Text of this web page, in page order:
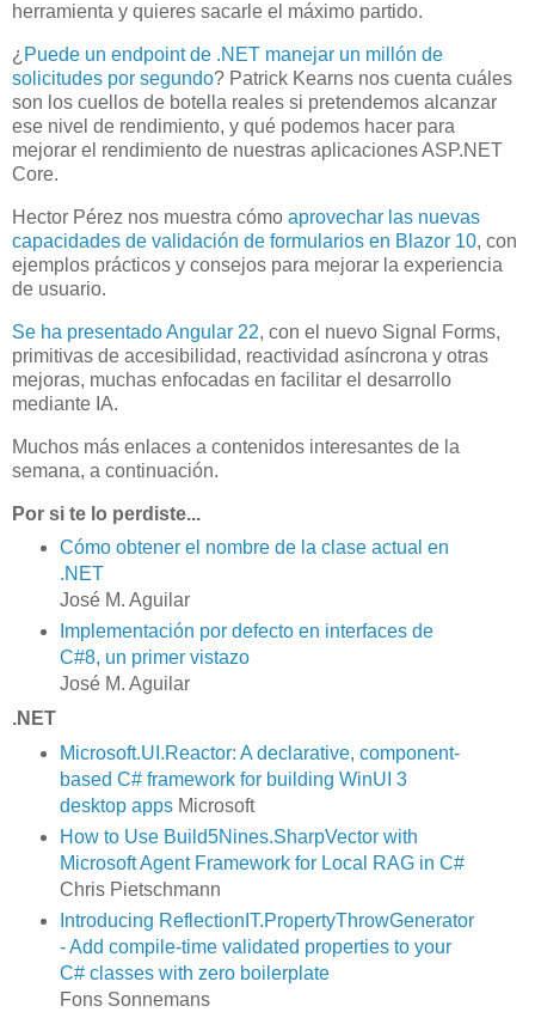
herramienta y quieres sacarle el máximo partido.
¿ Puede un endpoint de .NET manejar un millón de
solicitudes por segundo? Patrick Kearns nos cuenta cuáles
son los cuellos de botella reales si pretendemos alcanzar
ese nivel de rendimiento, y qué podemos hacer para
mejorar el rendimiento de nuestras aplicaciones ASP.NET
Core.
Hector Pérez nos muestra cómo aprovechar las nuevas
capacidades de validación de formularios en Blazor 10, con
ejemplos prácticos y consejos para mejorar la experiencia
de usuario.
Se ha presentado Angular 22, con el nuevo Signal Forms,
primitivas de accesibilidad, reactividad asíncrona y otras
mejoras, muchas enfocadas en facilitar el desarrollo
mediante IA.
Muchos más enlaces a contenidos interesantes de la
semana, a continuación.
Por si te lo perdiste...
Cómo obtener el nombre de la clase actual en
.NET
José M. Aguilar
Implementación por defecto en interfaces de
C#8, un primer vistazo
José M. Aguilar
.NET
Microsoft.UI.Reactor: A declarative, component-
based C# framework for building WinUI 3
desktop appsMicrosoft
How to Use Build5Nines.SharpVector with
Microsoft Agent Framework for Local RAG in C#
Chris Pietschmann
Introducing ReflectionIT.PropertyThrowGenerator
- Add compile‑time validated properties to your
C# classes with zero boilerplate
Fons Sonnemans